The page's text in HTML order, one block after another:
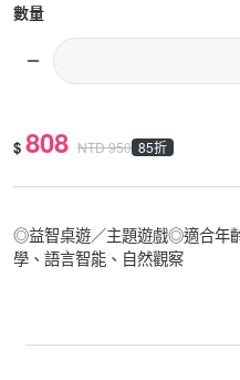
數量
$ 808 NTD950 85折
◎益智桌遊／主題遊戲◎適合年
學、語言智能、自然觀察